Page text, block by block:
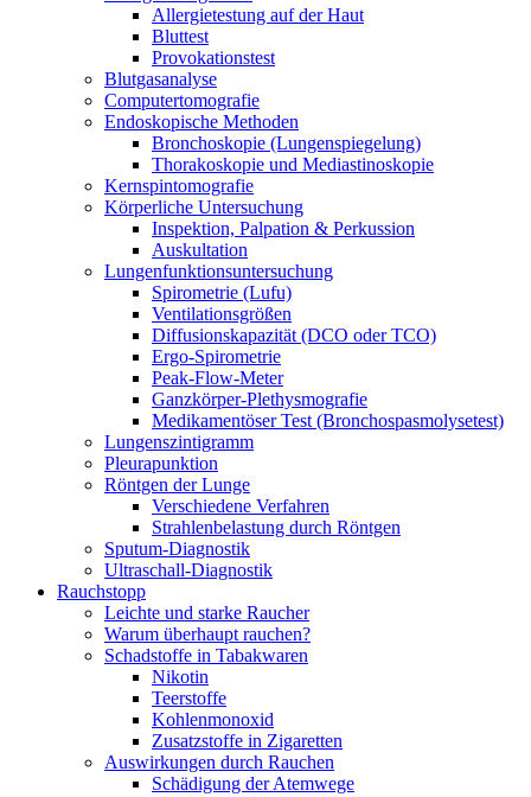
Allergietestung auf der Haut
Bluttest
Provokationstest
Blutgasanalyse
Computertomografie
Endoskopische Methoden
Bronchoskopie (Lungenspiegelung)
Thorakoskopie und Mediastinoskopie
Kernspintomografie
Körperliche Untersuchung
Inspektion, Palpation & Perkussion
Auskultation
Lungenfunktionsuntersuchung
Spirometrie (Lufu)
Ventilationsgrößen
Diffusionskapazität (DCO oder TCO)
Ergo-Spirometrie
Peak-Flow-Meter
Ganzkörper-Plethysmografie
Medikamentöser Test (Bronchospasmolysetest)
Lungenszintigramm
Pleurapunktion
Röntgen der Lunge
Verschiedene Verfahren
Strahlenbelastung durch Röntgen
Sputum-Diagnostik
Ultraschall-Diagnostik
Rauchstopp
Leichte und starke Raucher
Warum überhaupt rauchen?
Schadstoffe in Tabakwaren
Nikotin
Teerstoffe
Kohlenmonoxid
Zusatzstoffe in Zigaretten
Auswirkungen durch Rauchen
Schädigung der Atemwege